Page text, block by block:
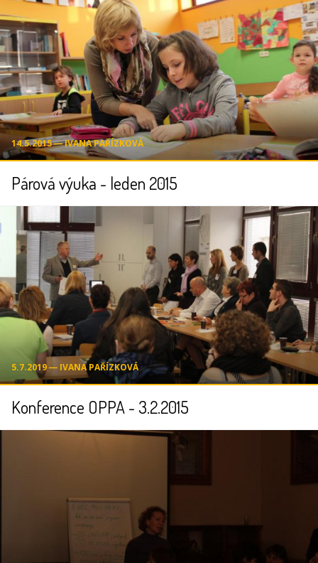
14.5.2015 ― IVANA PAŘÍZKOVÁ
Párová výuka - leden 2015
5.7.2019 ― IVANA PAŘÍZKOVÁ
Konference OPPA - 3.2.2015